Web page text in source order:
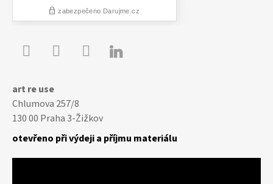

art re use
Chlumova 257/8
130 00 Praha 3-Žižkov
otevřeno při výdeji a příjmu materiálu